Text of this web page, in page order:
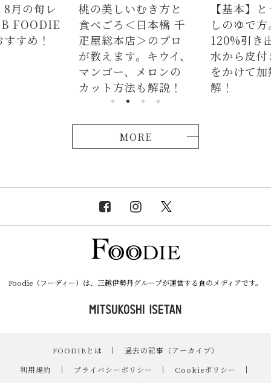
月の旬レ
FOODIE
すめ！
桃の美しいむき方と
食べごろ＜日本橋 千
疋屋総本店＞のプロ
が教えます。キウイ、
マンゴー、メロンの
カット方法も解説！
【基本】
しのゆで
120%引き
水から皮
をかけて
解！
MORE
Foodie（フーディー）は、三越伊勢丹グループが運営する食のメディアです。
FOODIEとは ｜
過去の記事（アーカイブ）
｜
利用規約 ｜ プライバシーポリシー ｜ Cookieポリシー
｜